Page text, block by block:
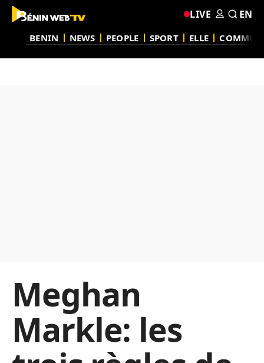
BENIN NEWS PEOPLE SPORT ELLE
LIVE EN
Meghan
Markle: les